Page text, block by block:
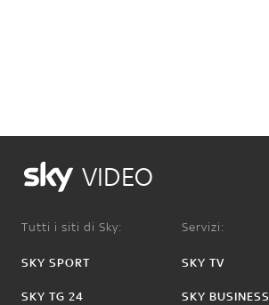
VIDEO
Tutti i siti di Sky:
SKY SPORT
SKY TG 24
Servizi:
SKY TV
SKY BUSINESS